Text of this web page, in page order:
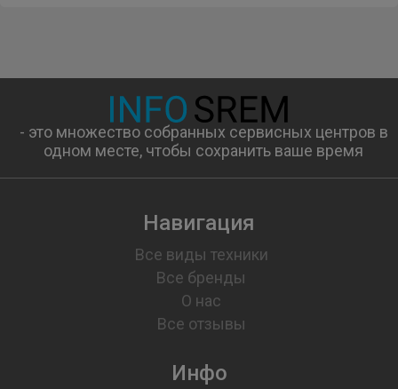
- это множество собранных сервисных центров в
одном месте, чтобы сохранить ваше время
Навигация
Все виды техники
Все бренды
О нас
Все отзывы
Инфо